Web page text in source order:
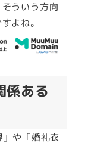
ういう方向
よね。
係ある
や「婚礼衣